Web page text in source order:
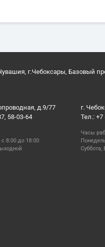
г.Чебоксары, Базовый
д.9/77
58-03-64
8:00 до 18:00
г.
Тел.: +7
Часы
Суббота,